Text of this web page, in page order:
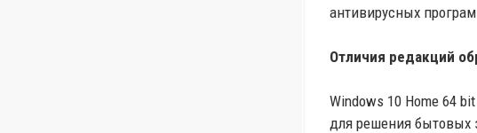
антивирусных
Отличия редакций
Windows 10 Home 64
для решения бытовых